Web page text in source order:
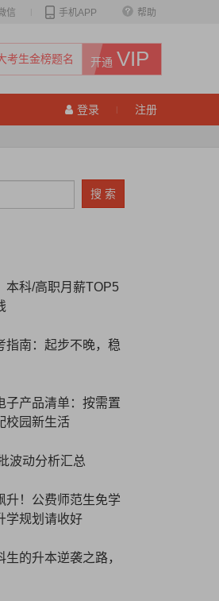
帮助
手机APP
信
考生金榜题名 开通 VIP
登录 | 注册
本科/高职月薪TOP5
指南：起步不晚，稳
子产品清单：按需置
校园新生活
波动分析汇总
升！公费师范生免学
学规划请收好
的升本逆袭之路，